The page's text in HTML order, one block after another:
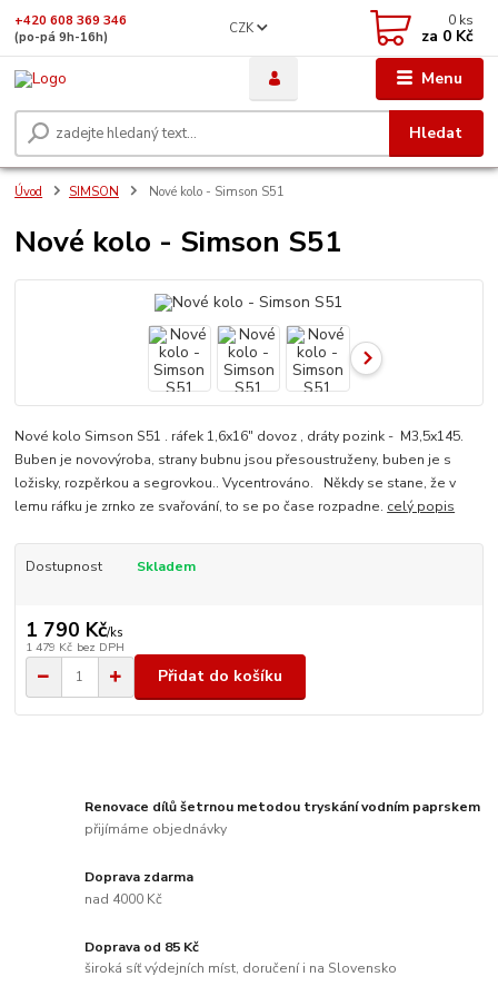
Menu
CZK
Hledat
+420 608 369 346
(po-pá 9h-16h)
0 ks
za 0 Kč
Úvod SIMSON Nové kolo - Simson S51
Nové kolo - Simson S51
Nové kolo Simson S51 . ráfek 1,6x16" dovoz , dráty pozink - M3,5x145.
Buben je novovýroba, strany bubnu jsou přesoustruženy, buben je s
ložisky, rozpěrkou a segrovkou.. Vycentrováno. Někdy se stane, že v
lemu ráfku je zrnko ze svařování, to se po čase rozpadne. celý popis
Dostupnost Skladem
1 790 Kč/ks
1 479 Kč bez DPH
Přidat do košíku
Renovace dílů šetrnou metodou tryskání vodním paprskem
přijímáme objednávky
Doprava zdarma
nad 4000 Kč
Doprava od 85 Kč
široká síť výdejních míst, doručení i na Slovensko